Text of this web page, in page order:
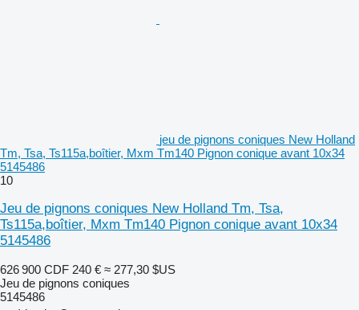
jeu de pignons coniques New Holland
Tm, Tsa, Ts115a,boîtier, Mxm Tm140 Pignon conique avant 10x34
5145486
10
Jeu de pignons coniques New Holland Tm, Tsa,
Ts115a,boîtier, Mxm Tm140 Pignon conique avant 10x34
5145486
626 900 CDF 240 € ≈ 277,30 $US
Jeu de pignons coniques
5145486